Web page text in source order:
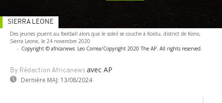
Des jeunes jouent au football alors que le soleil se couche à Koidu, district de Kono,
Sierra Leone, le 24 novembre 2020
- Copyright © africanews Leo Correa/Copyright 2020 The AP. All rights reserved.
By Rédaction Africanews avec AP
Dernière MAJ: 13/08/2024
SIERRA LEONE